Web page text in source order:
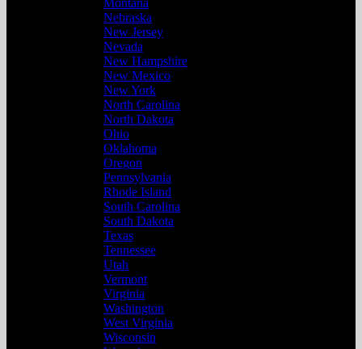
Montana
Nebraska
New Jersey
Nevada
New Hampshire
New Mexico
New York
North Carolina
North Dakota
Ohio
Oklahoma
Oregon
Pennsylvania
Rhode Island
South Carolina
South Dakota
Texas
Tennessee
Utah
Vermont
Virginia
Washington
West Virginia
Wisconsin